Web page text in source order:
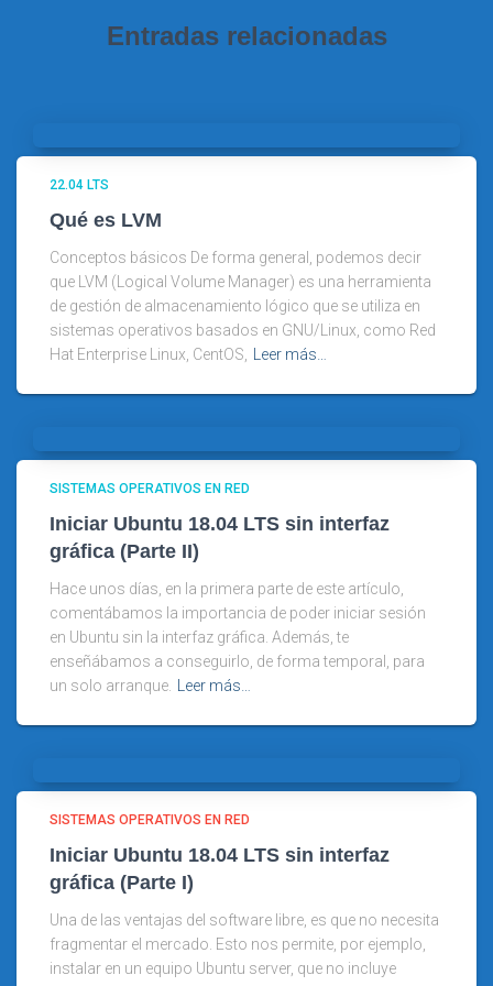
Entradas relacionadas
22.04 LTS
Qué es LVM
Conceptos básicos De forma general, podemos decir
que LVM (Logical Volume Manager) es una herramienta
de gestión de almacenamiento lógico que se utiliza en
sistemas operativos basados en GNU/Linux, como Red
Hat Enterprise Linux, CentOS, Leer más…
SISTEMAS OPERATIVOS EN RED
Iniciar Ubuntu 18.04 LTS sin interfaz
gráfica (Parte II)
Hace unos días, en la primera parte de este artículo,
comentábamos la importancia de poder iniciar sesión
en Ubuntu sin la interfaz gráfica. Además, te
enseñábamos a conseguirlo, de forma temporal, para
un solo arranque. Leer más…
SISTEMAS OPERATIVOS EN RED
Iniciar Ubuntu 18.04 LTS sin interfaz
gráfica (Parte I)
Una de las ventajas del software libre, es que no necesita
fragmentar el mercado. Esto nos permite, por ejemplo,
instalar en un equipo Ubuntu server, que no incluye